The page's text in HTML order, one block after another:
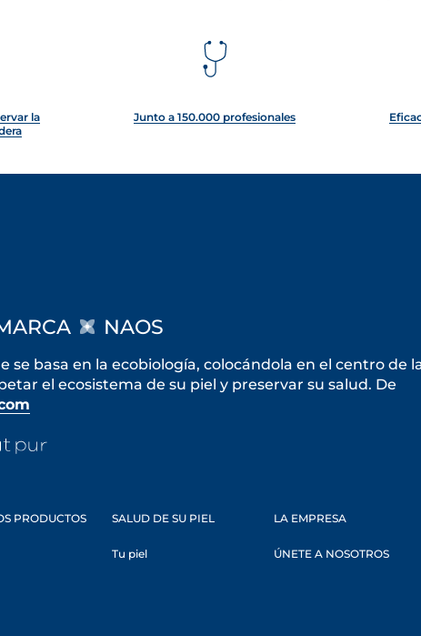
la
Junto a 150.000 profesionales
NAOS
se basa en la ecobiología, colocándola en el centro de
el ecosistema de su piel y preservar su salud. De
PRODUCTOS SALUD DE SU PIEL
Tu piel
LA EMPRESA
ÚNETE A NOSOTROS